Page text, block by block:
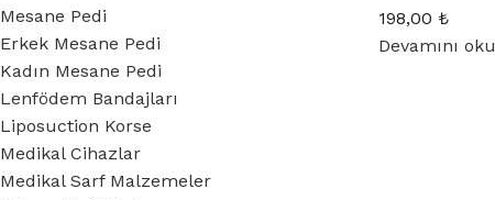
Mesane Pedi
Erkek Mesane Pedi
Kadın Mesane Pedi
Lenfödem Bandajları
Liposuction Korse
Medikal Cihazlar
Medikal Sarf Malzemeler
198,00 ₺
Devamını oku